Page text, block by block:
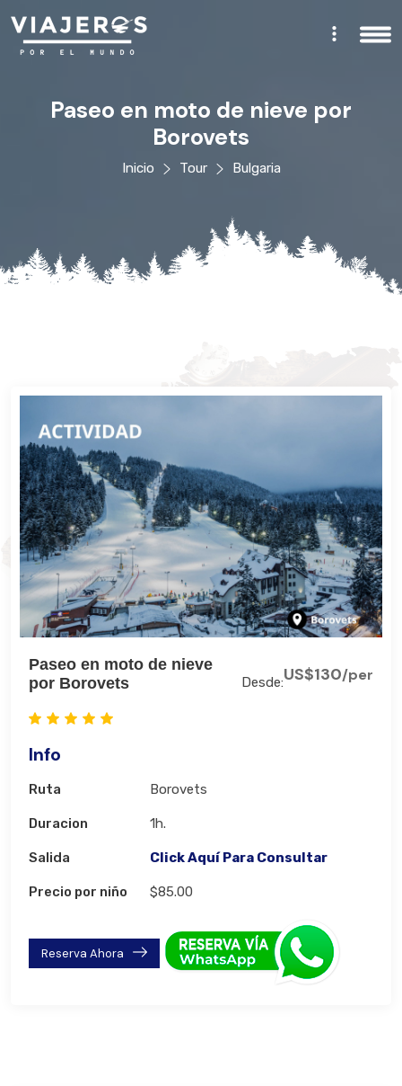
Paseo en moto de nieve por
Borovets
Inicio Tour Bulgaria
Paseo en moto de nieve
por Borovets
Desde:US$130/per
Info
Ruta Borovets
Duracion 1h.
Salida Click Aquí Para Consultar
Precio por niño $85.00
Reserva Ahora